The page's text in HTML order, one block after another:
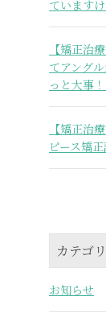
ています
【矯正治
てアング
っと大事！
【矯正治
ピース矯
カテゴ
お知らせ